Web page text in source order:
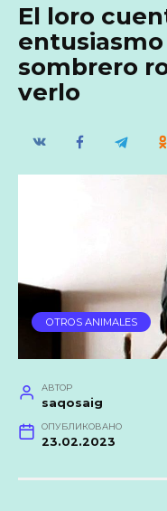
El loro
sombrero
verlo
OTROS ANIMALES
АВТОР
saqosaig
ОПУБЛИКОВАНО
23.02.2023